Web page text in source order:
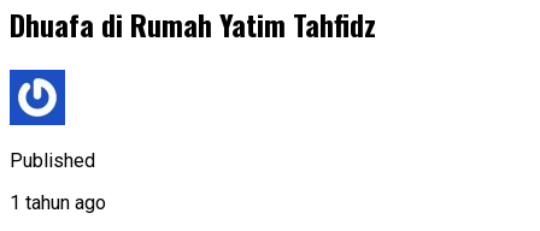
Dhuafa di Rumah Yatim Tahfidz
Published
1 tahun ago